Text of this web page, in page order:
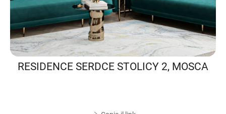
RESIDENCE SERDCE STOLICY 2, MOSCA